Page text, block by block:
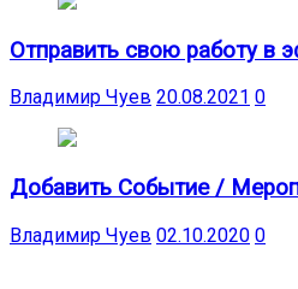
Отправить свою работу в
Владимир Чуев 20.08.2021 0
Добавить Событие /
Владимир Чуев 02.10.2020 0